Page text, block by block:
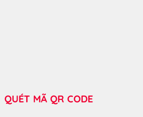
QUÉT MÃ QR CODE